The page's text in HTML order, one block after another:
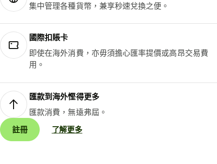
集中管理各種貨幣，兼享秒速兌換之便。
國際扣賬卡
即使在海外消費，亦毋須擔心匯率提價或高昂交易費
用。
匯款到海外慳得更多
匯款消費，無遠弗屆。
註冊
了解更多